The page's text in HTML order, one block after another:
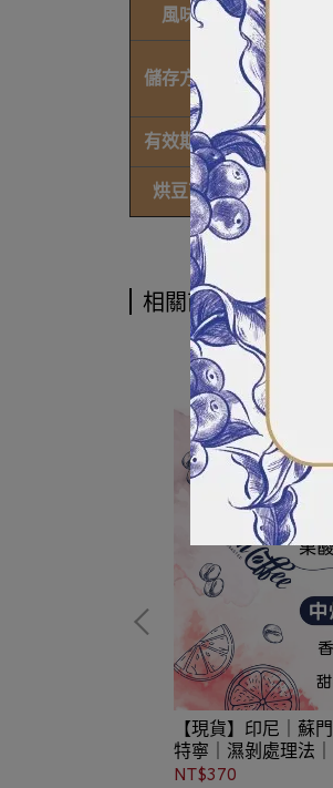
風味 堅果、黑糖
儲存方法
咖啡豆均
容器以單
有效期限 未開封12個
烘豆商 朱利安烘焙
相關商品
【現貨】印尼｜蘇
特寧｜濕剝處理法
NT$370